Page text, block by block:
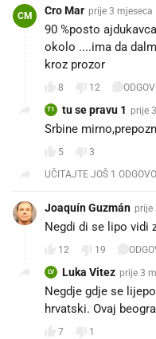
CM Cro Mar prije 3 mjeseca
90 %posto
okolo ....ima da
kroz prozor
8 12
T1 tu se pravu 1 prije
Srbine
5
3
UČITAJTE JOŠ 1
Joaquín Guzmán prije
Negdi di se lipo vidi
12 19
LV Luka Vitez prije 3
Negdje gdje se
hrvatski. Ovaj
7
1